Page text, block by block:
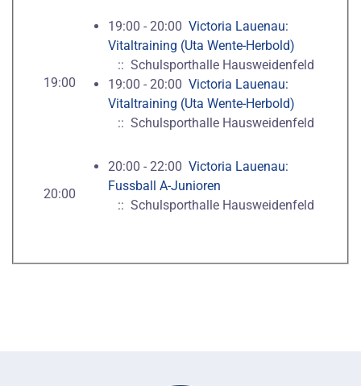
19:00
19:00 - 20:00 Victoria Lauenau:
Vitaltraining (Uta Wente-Herbold)
:: Schulsporthalle Hausweidenfeld
19:00 - 20:00 Victoria Lauenau:
Vitaltraining (Uta Wente-Herbold)
:: Schulsporthalle Hausweidenfeld
20:00
20:00 - 22:00 Victoria Lauenau:
Fussball A-Junioren
:: Schulsporthalle Hausweidenfeld